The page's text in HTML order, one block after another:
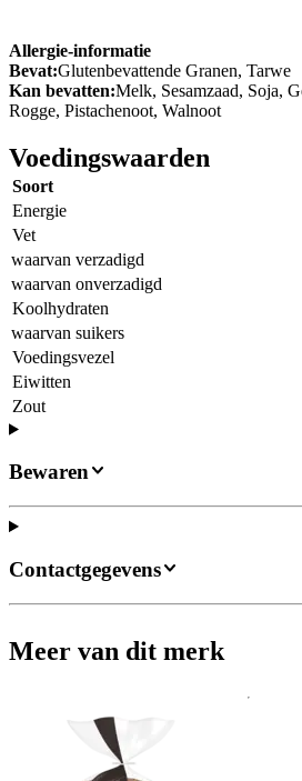
Allergie-informatie
Bevat:Glutenbevattende Granen, Tarwe
Kan bevatten:Melk, Sesamzaad, Soja,
Rogge, Pistachenoot, Walnoot
Voedingswaarden
Soort
Energie
Vet
waarvan verzadigd
waarvan onverzadigd
Koolhydraten
waarvan suikers
Voedingsvezel
Eiwitten
Zout
Bewaren
Contactgegevens
Meer van dit merk